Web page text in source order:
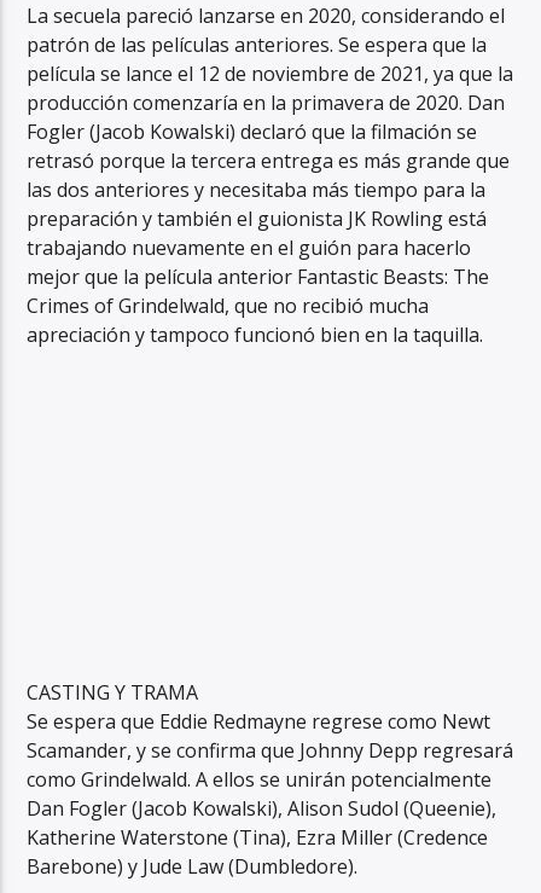
La secuela pareció lanzarse en 2020, considerando el
patrón de las películas anteriores. Se espera que la
película se lance el 12 de noviembre de 2021, ya que la
producción comenzaría en la primavera de 2020. Dan
Fogler (Jacob Kowalski) declaró que la filmación se
retrasó porque la tercera entrega es más grande que
las dos anteriores y necesitaba más tiempo para la
preparación y también el guionista JK Rowling está
trabajando nuevamente en el guión para hacerlo
mejor que la película anterior Fantastic Beasts: The
Crimes of Grindelwald, que no recibió mucha
apreciación y tampoco funcionó bien en la taquilla.
CASTING Y TRAMA
Se espera que Eddie Redmayne regrese como Newt
Scamander, y se confirma que Johnny Depp regresará
como Grindelwald. A ellos se unirán potencialmente
Dan Fogler (Jacob Kowalski), Alison Sudol (Queenie),
Katherine Waterstone (Tina), Ezra Miller (Credence
Barebone) y Jude Law (Dumbledore).